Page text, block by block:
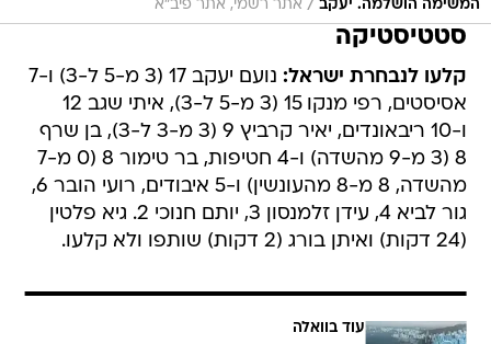
המשימה הושלמה. יעקב / אתר רשמי, אתר פיב"א
סטטיסטיקה
קלעו לנבחרת ישראל:
נועם יעקב 17 (3 מ-5 ל-3) ו-7
אסיסטים, רפי מנקו 15 (3 מ-5 ל-3), איתי שגב 12
ו-10 ריבאונדים, יאיר קרביץ 9 (3 מ-3 ל-3), בן שרף
8 (3 מ-9 מהשדה) ו-4 חטיפות, בר טימור 8 (0 מ-7
מהשדה, 8 מ-8 מהעונשין) ו-5 איבודים, רועי הובר 6,
גור לביא 4, עידן זלמנסון 3, יותם חנוכי 2. גיא פלטין
(24 דקות) ואיתן בורג (2 דקות) שותפו ולא קלעו.
עוד בוואלה